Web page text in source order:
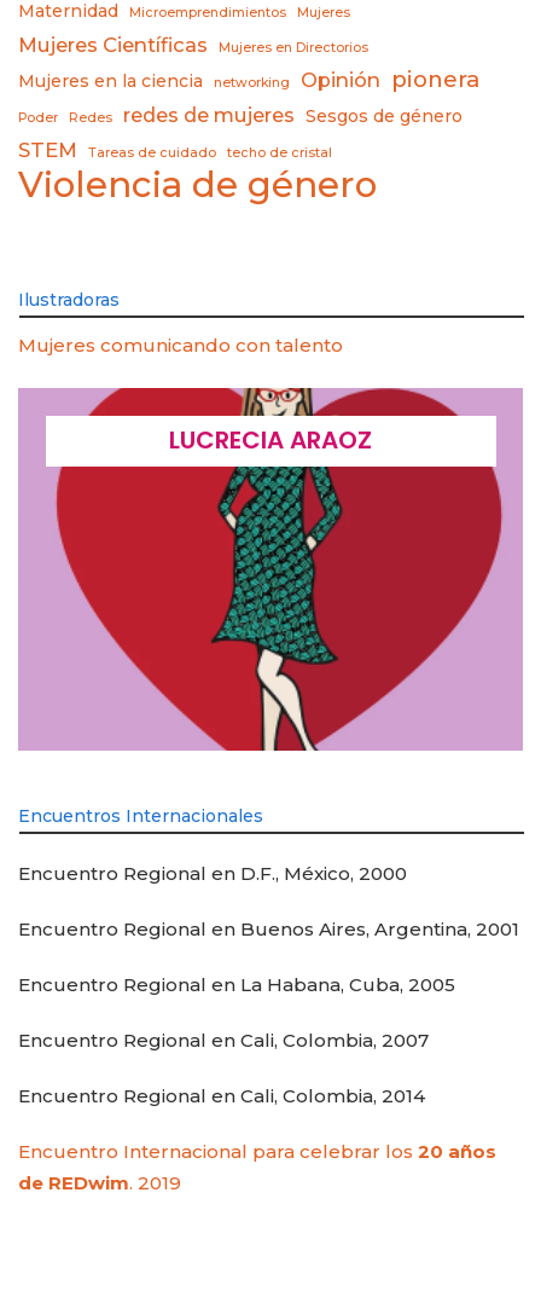
Maternidad Microemprendimientos Mujeres
Mujeres Científicas Mujeres en Directorios
Mujeres en la ciencia networking Opinión pionera
Poder Redes redes de mujeres Sesgos de género
STEM Tareas de cuidado techo de cristal
Violencia de género
Ilustradoras
Mujeres comunicando con talento
LUCRECIA ARAOZ
Encuentros Internacionales
Encuentro Regional en D.F., México, 2000
Encuentro Regional en Buenos Aires, Argentina, 2001
Encuentro Regional en La Habana, Cuba, 2005
Encuentro Regional en Cali, Colombia, 2007
Encuentro Regional en Cali, Colombia, 2014
Encuentro Internacional para celebrar los 20 años
de REDwim. 2019